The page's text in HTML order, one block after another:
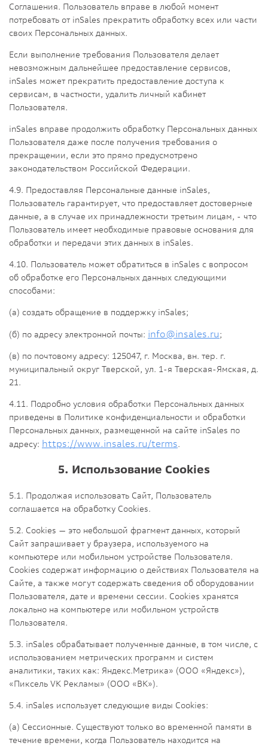
Соглашения. Пользователь вправе в любой момент
потребовать от inSales прекратить обработку всех или части
своих Персональных данных.
Если выполнение требования Пользователя делает
невозможным дальнейшее предоставление сервисов,
inSales может прекратить предоставление доступа к
сервисам, в частности, удалить личный кабинет
Пользователя.
inSales вправе продолжить обработку Персональных данных
Пользователя даже после получения требования о
прекращении, если это прямо предусмотрено
законодательством Российской Федерации.
4.9. Предоставляя Персональные данные inSales,
Пользователь гарантирует, что предоставляет достоверные
данные, а в случае их принадлежности третьим лицам, - что
Пользователь имеет необходимые правовые основания для
обработки и передачи этих данных в inSales.
4.10. Пользователь может обратиться в inSales с вопросом
об обработке его Персональных данных следующими
способами:
(а) создать обращение в поддержку inSales;
(б) по адресу электронной почты: info@insales.ru;
(в) по почтовому адресу: 125047, г. Москва, вн. тер. г.
муниципальный округ Тверской, ул. 1-я Тверская-Ямская, д.
21.
4.11. Подробно условия обработки Персональных данных
приведены в Политике конфиденциальности и обработки
Персональных данных, размещенной на сайте inSales по
адресу: https://www.insales.ru/terms.
5. Использование Cookies
5.1. Продолжая использовать Сайт, Пользователь
соглашается на обработку Cookies.
5.2. Сookies — это небольшой фрагмент данных, который
Сайт запрашивает у браузера, используемого на
компьютере или мобильном устройстве Пользователя.
Cookies содержат информацию о действиях Пользователя на
Сайте, а также могут содержать сведения об оборудовании
Пользователя, дате и времени сессии. Сookies хранятся
локально на компьютере или мобильном устройств
Пользователя.
5.3. inSales обрабатывает полученные данные, в том числе, с
использованием метрических программ и систем
аналитики, таких как: Яндекс.Метрика» (ООО «Яндекс»),
«Пиксель VK Рекламы» (ООО «ВК»).
5.4. inSales использует следующие виды Сookies:
(а) Сессионные. Существуют только во временной памяти в
течение времени, когда Пользователь находится на